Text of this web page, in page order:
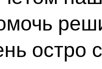
остро